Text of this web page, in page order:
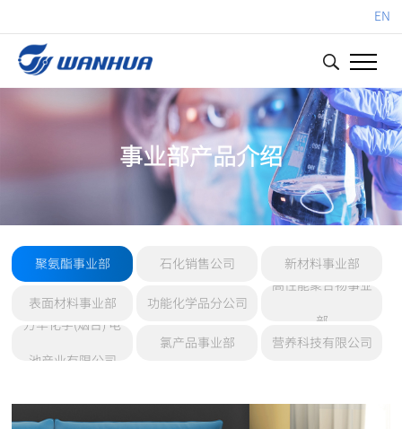
EN
事业部产品介绍
聚氨酯事业部 石化销售公司 新材料事业部
表面材料事业部 功能化学品分公司
高性能聚合物事业
部
万华化学(烟台) 电
池产业有限公司
氯产品事业部 营养科技有限公司